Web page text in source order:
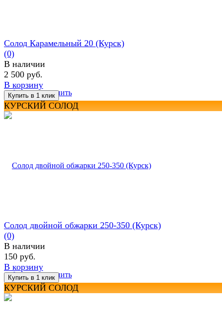
избранное сравнить
Солод Карамельный 20 (Курск)
(0)
В наличии
2 500 руб.
В корзину
КУРСКИЙ СОЛОД
избранное сравнить
Солод двойной обжарки 250-350 (Курск)
(0)
В наличии
150 руб.
В корзину
КУРСКИЙ СОЛОД